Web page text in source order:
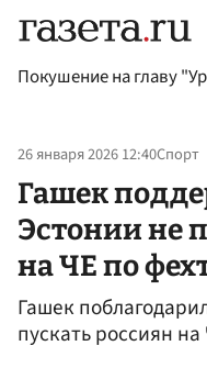
Покушение на главу
26 января 2026 12:40Спорт
Гашек
Эстонии не
на ЧЕ по
Гашек
пускать россиян